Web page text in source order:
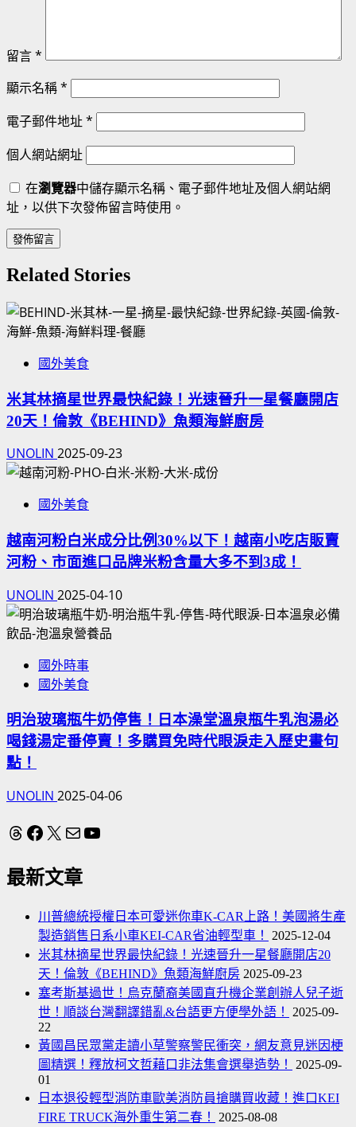
留言*
顯示名稱*
電子郵件地址*
個人網站網址
在瀏覽器中儲存顯示名稱、電子郵件地址及個人網站網
址，以供下次發佈留言時使用。
Related Stories
國外美食
米其林摘星世界最快紀錄！光速晉升一星餐廳開店
20天！倫敦《BEHIND》魚類海鮮廚房
UNOLIN 2025-09-23
國外美食
越南河粉白米成分比例30%以下！越南小吃店販賣
河粉、市面進口品牌米粉含量大多不到3成！
UNOLIN 2025-04-10
國外時事
國外美食
明治玻璃瓶牛奶停售！日本澡堂溫泉瓶牛乳泡湯必
喝錢湯定番停賣！多購買免時代眼淚走入歷史畫句
點！
UNOLIN 2025-04-06
Threads
Facebook
X 電子郵件YouTube
最新文章
川普總統授權日本可愛迷你車K-CAR上路！美國將生產
製造銷售日系小車KEI-CAR省油輕型車！
2025-12-04
米其林摘星世界最快紀錄！光速晉升一星餐廳開店20
天！倫敦《BEHIND》魚類海鮮廚房 2025-09-23
塞考斯基過世！烏克蘭裔美國直升機企業創辦人兒子逝
世！順談台灣翻譯錯亂&台語更方便學外語！
2025-09-
22
黃國昌民眾黨走讀小草警察警民衝突，網友意見迷因梗
圖精選！釋放柯文哲藉口非法集會選舉造勢！
2025-09-
01
日本退役輕型消防車歐美消防員搶購買收藏！進口KEI
FIRE TRUCK海外重生第二春！
2025-08-08